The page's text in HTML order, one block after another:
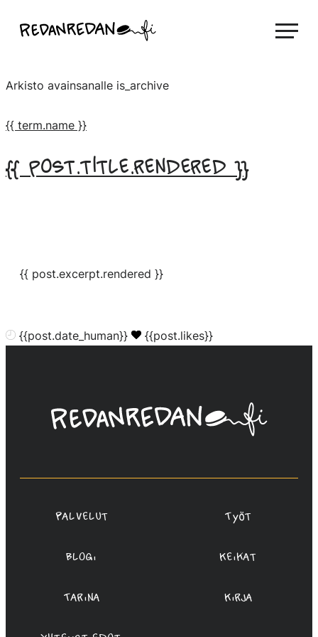
suoraan
Linda Saukko-Rauta, Redanredan Oy
piirrosvideoita
Arkisto avainsanalle is_archive
{{ term.name }}
{{ post.title.rendered }}
{{ post.excerpt.rendered }}
{{post.date_human}} {{post.likes}}
Linda
Saukko-
Oy
Palvelut Työt
Blogi Keikat
Tarina Kirja